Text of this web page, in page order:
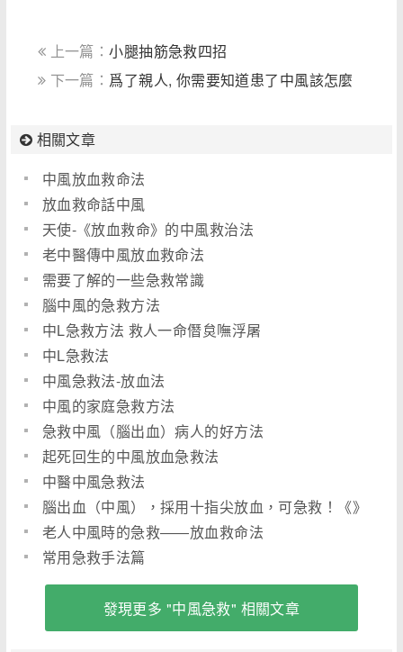
上一篇：小腿抽筋急救四招
下一篇： 爲了親人, 你需要知道患了中風該怎麼
相關文章
中風放血救命法
放血救命話中風
天使-《放血救命》的中風救治法
老中醫傳中風放血救命法
需要了解的一些急救常識
腦中風的急救方法
中L急救方法 救人一命僭炱嘸浮屠
中L急救法
中風急救法-放血法
中風的家庭急救方法
急救中風（腦出血）病人的好方法
起死回生的中風放血急救法
中醫中風急救法
腦出血（中風），採用十指尖放血，可急救！《》
老人中風時的急救――放血救命法
常用急救手法篇
發現更多 "中風急救" 相關文章